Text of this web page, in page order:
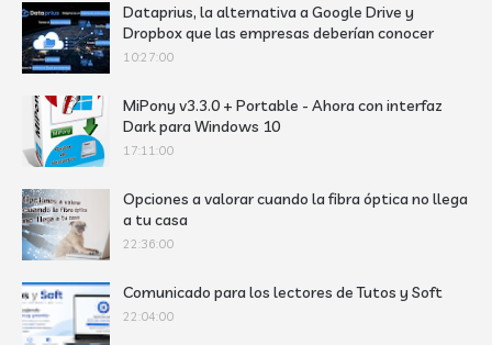
Dataprius, la alternativa a Google Drive y
Dropbox que las empresas deberían conocer
10:27:00
MiPony v3.3.0 + Portable - Ahora con interfaz
Dark para Windows 10
17:11:00
Opciones a valorar cuando la fibra óptica no llega
a tu casa
22:36:00
Comunicado para los lectores de Tutos y Soft
22:04:00